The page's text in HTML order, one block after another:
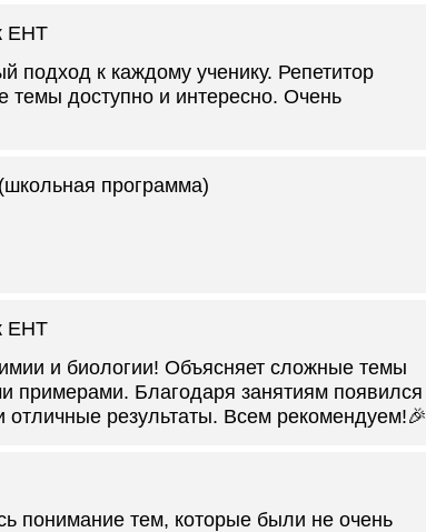
ЕНТ
подход к каждому ученику. Репетитор
темы доступно и интересно. Очень
программа)
ЕНТ
и биологии! Объясняет сложные темы
примерами. Благодаря занятиям появился
отличные результаты. Всем рекомендуем!🎉
понимание тем, которые были не очень